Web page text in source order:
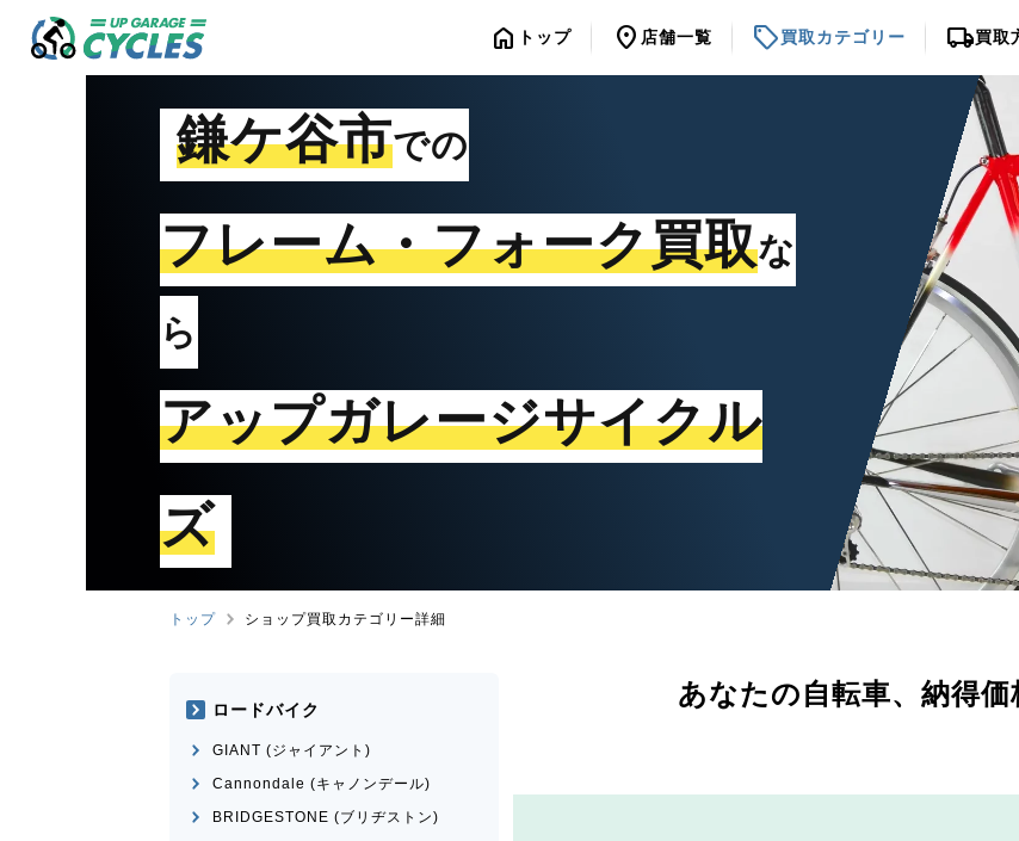
home トップ location_on 店舗一覧 sell買取カテゴリー local_shipping買取
鎌ケ谷市での
フレーム・フォーク買取な
ら
アップガレージサイクル
ズ
トップ ショップ買取カテゴリー詳細
あなたの自転車、 納得
ロードバイク
GIANT (ジャイアント)
Cannondale (キャノンデール)
BRIDGESTONE (ブリヂストン)